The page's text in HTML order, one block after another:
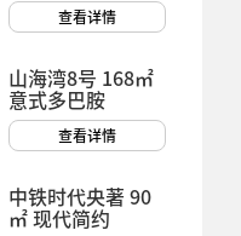
查看详情
山海湾8号 168㎡
意式多巴胺
查看详情
中铁时代央著 90
㎡ 现代简约